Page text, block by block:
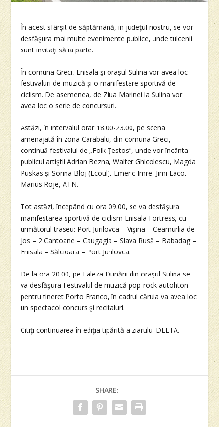
În acest sfârşit de săptămână, în judeţul nostru, se vor
desfăşura mai multe evenimente publice, unde tulcenii
sunt invitaţi să ia parte.
În comuna Greci, Enisala şi oraşul Sulina vor avea loc
festivaluri de muzică şi o manifestare sportivă de
ciclism. De asemenea, de Ziua Marinei la Sulina vor
avea loc o serie de concursuri.
Astăzi, în intervalul orar 18.00-23.00, pe scena
amenajată în zona Carabalu, din comuna Greci,
continuă festivalul de „Folk Ţestos”, unde vor încânta
publicul artiştii Adrian Bezna, Walter Ghicolescu, Magda
Puskas şi Sorina Bloj (Ecoul), Emeric Imre, Jimi Laco,
Marius Roje, ATN.
Tot astăzi, începând cu ora 09.00, se va desfăşura
manifestarea sportivă de ciclism Enisala Fortress, cu
următorul traseu: Port Jurilovca – Vişina – Ceamurlia de
Jos – 2 Cantoane – Caugagia – Slava Rusă – Babadag –
Enisala – Sălcioara – Port Jurilovca.
De la ora 20.00, pe Faleza Dunării din oraşul Sulina se
va desfăşura Festivalul de muzică pop-rock autohton
pentru tineret Porto Franco, în cadrul căruia va avea loc
un spectacol concurs şi recitaluri.
Citiţi continuarea în ediţia tipărită a ziarului DELTA.
SHARE: